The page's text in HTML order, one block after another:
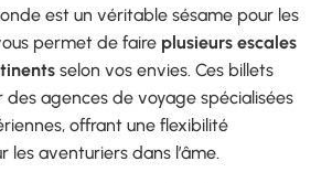
est un véritable sésame pour les
permet de faire plusieurs escales
selon vos envies. Ces billets
agences de voyage spécialisées
offrant une flexibilité
les aventuriers dans l’âme.